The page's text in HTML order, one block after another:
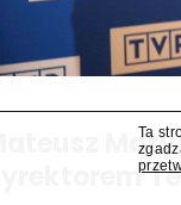
Mateusz
dyrektorem
Ta